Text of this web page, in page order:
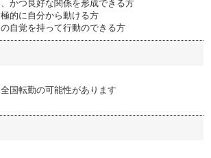
かつ良好な関係を形成できる方
的に自分から動ける方
自覚を持って行動のできる方
国転勤の可能性があります